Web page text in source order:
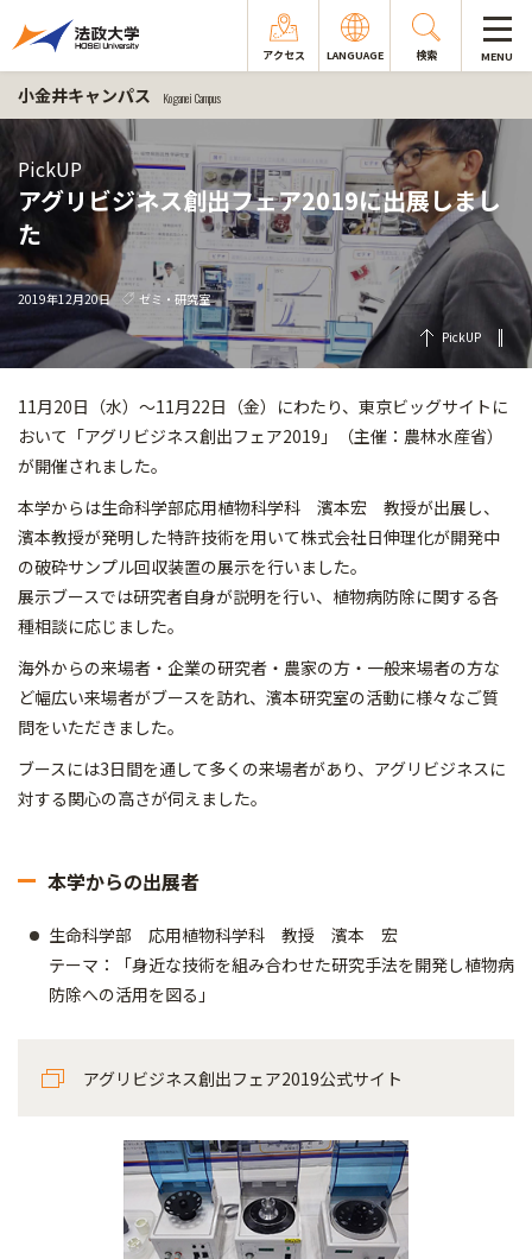
アクセス LANGUAGE 検索 MENU
小金井キャンパス Koganei Campus
PickUP
アグリビジネス創出フェア2019に出展しまし
た
2019年12月20日 ゼミ・研究室
PickUP
11月20日（水）～11月22日（金）にわたり、東京ビッグサイトに
おいて「アグリビジネス創出フェア2019」（主催：農林水産省）
が開催されました。
本学からは生命科学部応用植物科学科 濱本宏 教授が出展し、
濱本教授が発明した特許技術を用いて株式会社日伸理化が開発中
の破砕サンプル回収装置の展示を行いました。
展示ブースでは研究者自身が説明を行い、植物病防除に関する各
種相談に応じました。
海外からの来場者・企業の研究者・農家の方・一般来場者の方な
ど幅広い来場者がブースを訪れ、濱本研究室の活動に様々なご質
問をいただきました。
ブースには3日間を通して多くの来場者があり、アグリビジネスに
対する関心の高さが伺えました。
本学からの出展者
生命科学部 応用植物科学科 教授 濱本 宏
テーマ：「身近な技術を組み合わせた研究手法を開発し植物病
防除への活用を図る」
アグリビジネス創出フェア2019公式サイト